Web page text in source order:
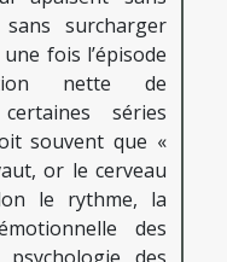
surcharger
fois l’épisode
nette de
séries
souvent que «
or le cerveau
le rythme, la
des